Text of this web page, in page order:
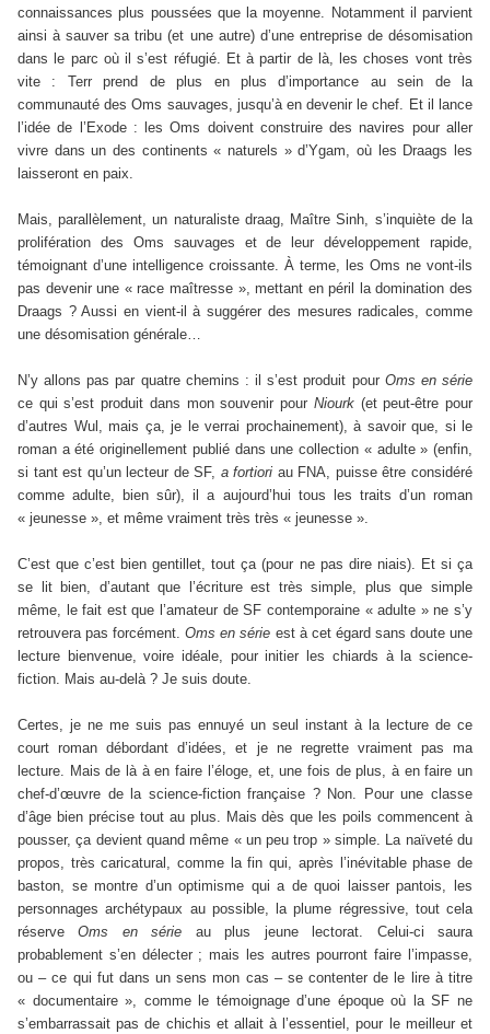
connaissances plus poussées que la moyenne. Notamment il parvient
ainsi à sauver sa tribu (et une autre) d’une entreprise de désomisation
dans le parc où il s’est réfugié. Et à partir de là, les choses vont très
vite : Terr prend de plus en plus d’importance au sein de la
communauté des Oms sauvages, jusqu’à en devenir le chef. Et il lance
l’idée de l’Exode : les Oms doivent construire des navires pour aller
vivre dans un des continents « naturels » d’Ygam, où les Draags les
laisseront en paix.
Mais, parallèlement, un naturaliste draag, Maître Sinh, s’inquiète de la
prolifération des Oms sauvages et de leur développement rapide,
témoignant d’une intelligence croissante. À terme, les Oms ne vont-ils
pas devenir une « race maîtresse », mettant en péril la domination des
Draags ? Aussi en vient-il à suggérer des mesures radicales, comme
une désomisation générale…
N’y allons pas par quatre chemins : il s’est produit pour Oms en série
ce qui s’est produit dans mon souvenir pour Niourk(et peut-être pour
d’autres Wul, mais ça, je le verrai prochainement), à savoir que, si le
roman a été originellement publié dans une collection « adulte » (enfin,
si tant est qu’un lecteur de SF, a fortiori au FNA, puisse être considéré
comme adulte, bien sûr), il a aujourd’hui tous les traits d’un roman
« jeunesse », et même vraiment très très « jeunesse ».
C’est que c’est bien gentillet, tout ça (pour ne pas dire niais). Et si ça
se lit bien, d’autant que l’écriture est très simple, plus que simple
même, le fait est que l’amateur de SF contemporaine « adulte » ne s’y
retrouvera pas forcément.Oms en série est à cet égard sans doute une
lecture bienvenue, voire idéale, pour initier les chiards à la science-
fiction. Mais au-delà ? Je suis doute.
Certes, je ne me suis pas ennuyé un seul instant à la lecture de ce
court roman débordant d’idées, et je ne regrette vraiment pas ma
lecture. Mais de là à en faire l’éloge, et, une fois de plus, à en faire un
chef-d’œuvre de la science-fiction française ? Non. Pour une classe
d’âge bien précise tout au plus. Mais dès que les poils commencent à
pousser, ça devient quand même « un peu trop » simple. La naïveté du
propos, très caricatural, comme la fin qui, après l’inévitable phase de
baston, se montre d’un optimisme qui a de quoi laisser pantois, les
personnages archétypaux au possible, la plume régressive, tout cela
réserveOms en série au plus jeune lectorat. Celui-ci saura
probablement s’en délecter ; mais les autres pourront faire l’impasse,
ou – ce qui fut dans un sens mon cas – se contenter de le lire à titre
« documentaire », comme le témoignage d’une époque où la SF ne
s’embarrassait pas de chichis et allait à l’essentiel, pour le meilleur et